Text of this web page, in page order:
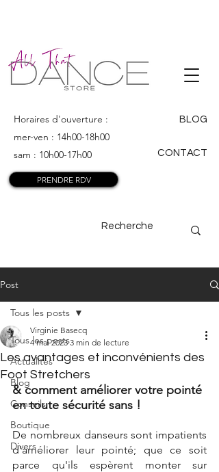
ALL THAT
DANCE
Horaires d'ouverture :
mer-ven : 14h00-18h00
sam : 10h00-17h00
BLOG
CONTACT
PRENDRE RDV
Post
Tous les posts
Actualités
Blog
Conseils
Boutique
Divers
Tous les posts
Les avantages et inconvénients des
Foot Stretchers
Virginie Basecq
4 mai 2023 3 min de lecture
& comment améliorer votre pointé
en toute sécurité sans !
De nombreux danseurs sont impatients
d'améliorer leur pointé; que ce soit
parce qu'ils espèrent monter sur